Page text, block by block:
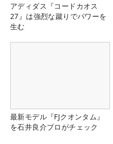
アディダス『コードカオス
27』は強烈な蹴りでパワーを
生む
最新モデル『FJクオンタム』
を石井良介プロがチェック